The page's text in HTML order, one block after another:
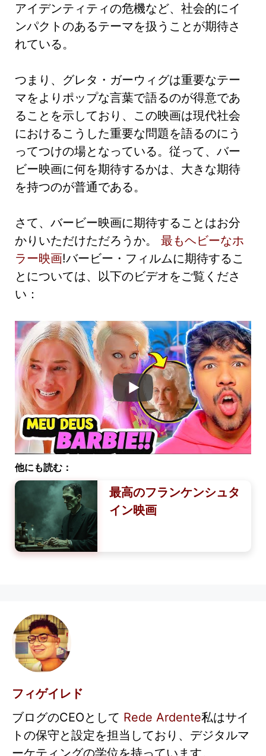
アイデンティティの危機など、社会的にイ
ンパクトのあるテーマを扱うことが期待さ
れている。
つまり、グレタ・ガーウィグは重要なテー
マをよりポップな言葉で語るのが得意であ
ることを示しており、この映画は現代社会
におけるこうした重要な問題を語るのにう
ってつけの場となっている。従って、バー
ビー映画に何を期待するかは、大きな期待
を持つのが普通である。
さて、バービー映画に期待することはお分
かりいただけただろうか。 最もヘビーなホ
ラー映画!バービー・フィルムに期待するこ
とについては、以下のビデオをご覧くださ
い：
他にも読む：
最高のフランケンシュタ
イン映画
フィゲイレド
ブログのCEOとして Rede Ardente私はサイ
トの保守と設定を担当しており、デジタルマ
ーケティングの学位を持っています。